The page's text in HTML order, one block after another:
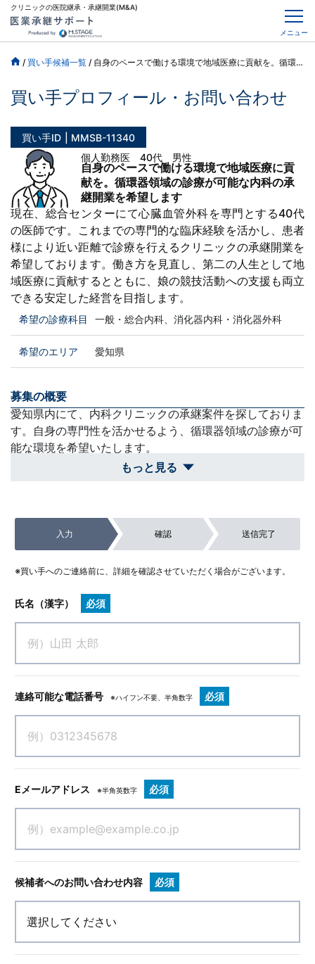
クリニックの医院継承・承継開業(M&A)
メニュー
/ 買い手候補一覧 / 自身のペースで働ける環境で地域医療に貢献を。循環器領域の診療が可能な内科の承継開業を希望します
買い手プロフィール・お問い合わせ
買い手ID
MMSB-11340
個人勤務医 40代 男性
自身のペースで働ける環境で地域医療に貢
献を。循環器領域の診療が可能な内科の承
継開業を希望します
現在、総合センターにて心臓血管外科を専門とする40代
の医師です。これまでの専門的な臨床経験を活かし、患者
様により近い距離で診療を行えるクリニックの承継開業を
希望しております。働き方を見直し、第二の人生として地
域医療に貢献するとともに、娘の競技活動への支援も両立
できる安定した経営を目指します。
希望の診療科目 一般・総合内科、消化器内科・消化器外科
希望のエリア 愛知県
募集の概要
愛知県内にて、内科クリニックの承継案件を探しておりま
す。自身の専門性を活かせるよう、循環器領域の診療が可
能な環境を希望いたします。
もっと見る
とって無理のないスケジュールで、丁寧かつ着実な承継手
続きを進めたいと考えております。
消化器内視鏡検査の実施が必須となる案件や、愛知県外で
通勤が極めて困難なエリアの案件。
入力 確認 送信完了
※買い手へのご連絡前に、詳細を確認させていただく場合がございます。
氏名（漢字） 必須
連絡可能な電話番号 ※ハイフン不要、半角数字 必須
Eメールアドレス ※半角英数字 必須
候補者へのお問い合わせ内容 必須